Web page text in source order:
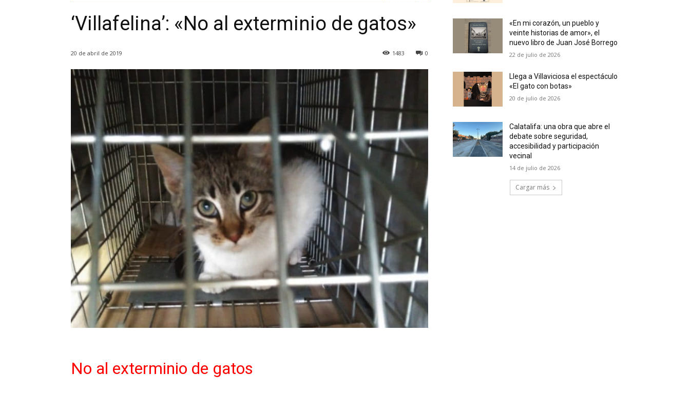
‘Villafelina’: «No al exterminio de gatos»
20 de abril de 2019 0
1483
No al exterminio de gatos
«En mi corazón, un pueblo y
veinte historias de amor», el
nuevo libro de Juan José Borrego
22 de julio de 2026
Llega a Villaviciosa el espectáculo
«El gato con botas»
20 de julio de 2026
Calatalifa: una obra que abre el
debate sobre seguridad,
accesibilidad y participación
vecinal
14 de julio de 2026
Cargar más